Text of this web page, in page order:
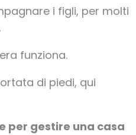
i figli, per molti
funziona.
di piedi, qui
per gestire una casa